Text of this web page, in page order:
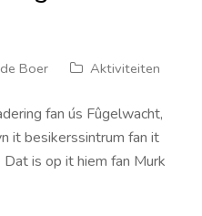
Boer Aktiviteiten
fan ús Fûgelwacht,
it besikerssintrum fan it
is op it hiem fan Murk